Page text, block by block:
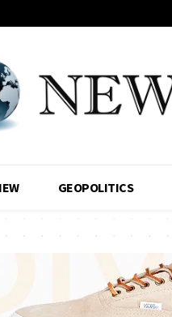
GEOPOLITICS